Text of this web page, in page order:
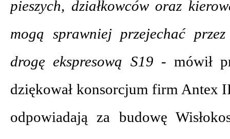
pieszych, działkowców oraz
mogą sprawniej przejechać
drogę ekspresową S19 -mówił
dziękował konsorcjum firm Antex
odpowiadają za budowę